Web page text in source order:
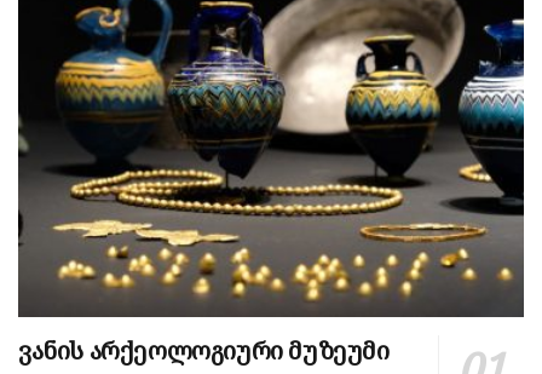
ვანის არქეოლოგიური მუზეუმი